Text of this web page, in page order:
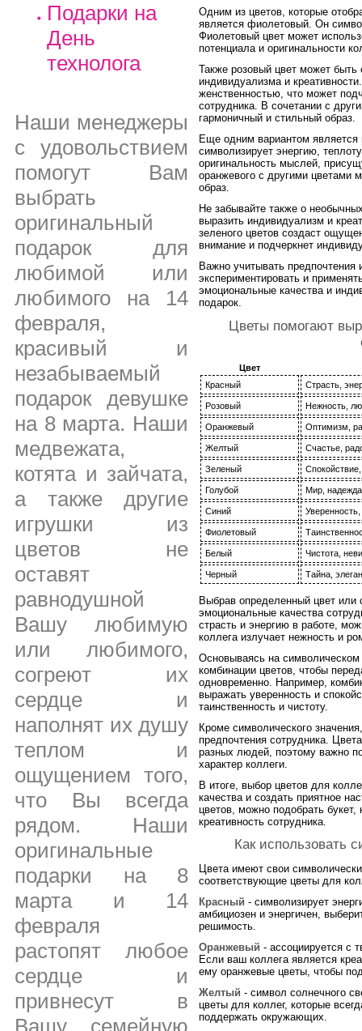
Подарки на
День
технолога
Наши менеджеры
с удовольствием
помогут Вам
выбрать
оригинальный
подарок для
любимой или
любимого на 14
февраля,
красивый и
незабываемый
подарок девушке
на 8 марта. Наши
медвежата,
котята и зайчата,
а также другие
игрушки из
цветов не
оставят
равнодушной
Вашу любимую
или любимого,
согреют их
сердце и
наполнят их душу
теплом и
ощущением того,
что Вы всегда
рядом. Наши
оригинальные
подарки на 8
марта и 14
февраля
растопят любое
сердце и
привнесут в
Вашу семейную
Одним из цветов, которые
является фиолетовый. Он
Фиолетовый цвет может
потенциала и оригинальности
Также розовый цвет может
индивидуализма и
женственностью, что может
сотрудника. В сочетании с
гармоничный и стильный образ.
Еще одним вариантом является
символизирует энергию,
оригинальность мыслей,
оранжевого с другими
образ.
Не забывайте также о
выразить индивидуализм и
зеленого цветов создаст
внимание и подчеркнет
Важно учитывать предпочтения
экспериментировать и
эмоциональные качества и
подарок.
Цветы помогают
Цвет
Красный
Страсть,
Розовый Нежность,
Оранжевый Оптимизм,
Желтый Счастье,
Зеленый
Голубой Мир,
Синий
Фиолетовый
Белый Чистота,
Черный Тайна,
Выбрав определенный цвет или
эмоциональные качества
страсть и энергию в работе,
коллега излучает нежность и
Основываясь на
комбинации цветов, чтобы
одновременно. Например,
выражать уверенность и
таинственность и чистоту.
Кроме символического
предпочтения сотрудника.
разных людей, поэтому важно
характер коллеги.
В итоге, выбор цветов для
качества и создать приятное
цветов, можно подобрать
креативность сотрудника.
Как использовать
Цвета имеют свои
соответствующие цветы для
Красный - символизирует
амбициозен и энергичен,
решимость.
Оранжевый - ассоциируется с
Если ваш коллега является
ему оранжевые цветы, чтобы
Желтый - символ солнечного
цветы для коллег, которые
поддержать окружающих.